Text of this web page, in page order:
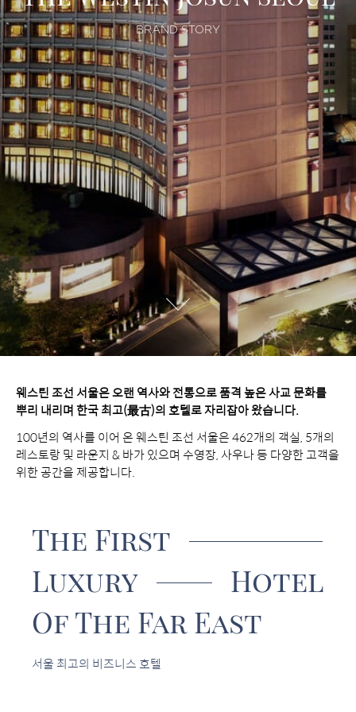
/
w
e
s
t
n
S
o
u
BRAND STORY
자
세
기
웨스틴 조선 서울은 오랜 역사와 전통으로 품격 높은 사교 문화를
뿌리 내리며 한국 최고(最古)의 호텔로 자리잡아 왔습니다.
100년의 역사를 이어 온 웨스틴 조선 서울은 462개의 객실, 5개의
레스토랑 및 라운지 & 바가 있으며 수영장, 사우나 등 다양한 고객을
위한 공간을 제공합니다.
The First
Luxury
Hotel
Of The Far East
서울 최고의 비즈니스 호텔